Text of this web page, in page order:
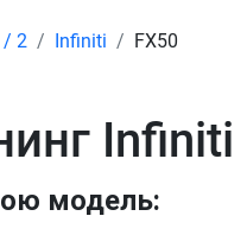
/ 2 Infiniti FX50
Infiniti
модель: